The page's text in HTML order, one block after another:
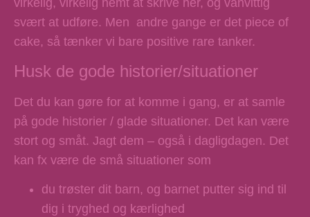
virkelig, virkelig nemt at skrive her, og vanvittig
svært at udføre. Men andre gange er det piece of
cake, så tænker vi bare positive rare tanker.
Husk de gode historier/situationer
Det du kan gøre for at komme i gang, er at samle
på gode historier / glade situationer. Det kan være
stort og småt. Jagt dem – også i dagligdagen. Det
kan fx være de små situationer som
du trøster dit barn, og barnet putter sig ind til
dig i tryghed og kærlighed